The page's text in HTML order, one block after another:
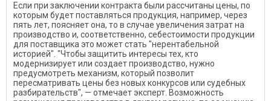
Если при заключении контракта были рассчитаны цены, по
которым будет поставляться продукция, например, через
пять лет, поясняет она, то в случае увеличения затрат на
производство и, соответственно, себестоимости продукции
для поставщика это может стать "нерентабельной
историей". "Чтобы защитить интересы тех, кто
модернизирует или создает производство, нужно
предусмотреть механизм, который позволит
пересматривать цены без новых конкурсов или судебных
разбирательств", — отмечает эксперт. Возможность